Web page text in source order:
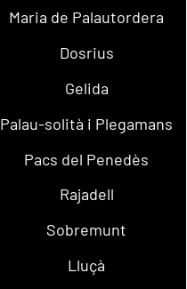
Maria de Palautordera
Dosrius
Gelida
Palau-solità i Plegamans
Pacs del Penedès
Rajadell
Sobremunt
Lluçà